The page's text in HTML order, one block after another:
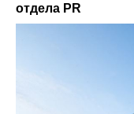
отдела PR